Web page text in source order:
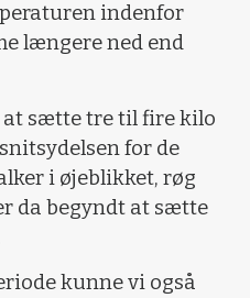
indenfor
længere ned end
at sætte tre til fire kilo
for de
i øjeblikket, røg
da begyndt at sætte
kunne vi også